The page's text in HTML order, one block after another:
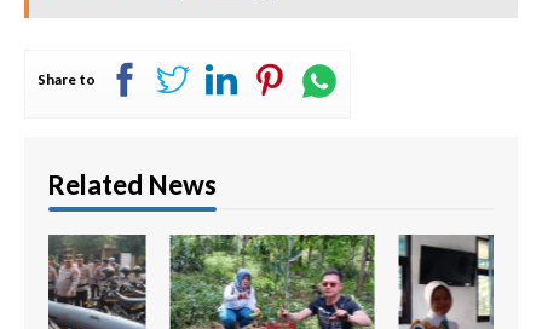
Share to
Related News